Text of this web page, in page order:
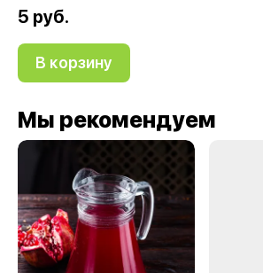
5 руб.
В корзину
Мы рекомендуем